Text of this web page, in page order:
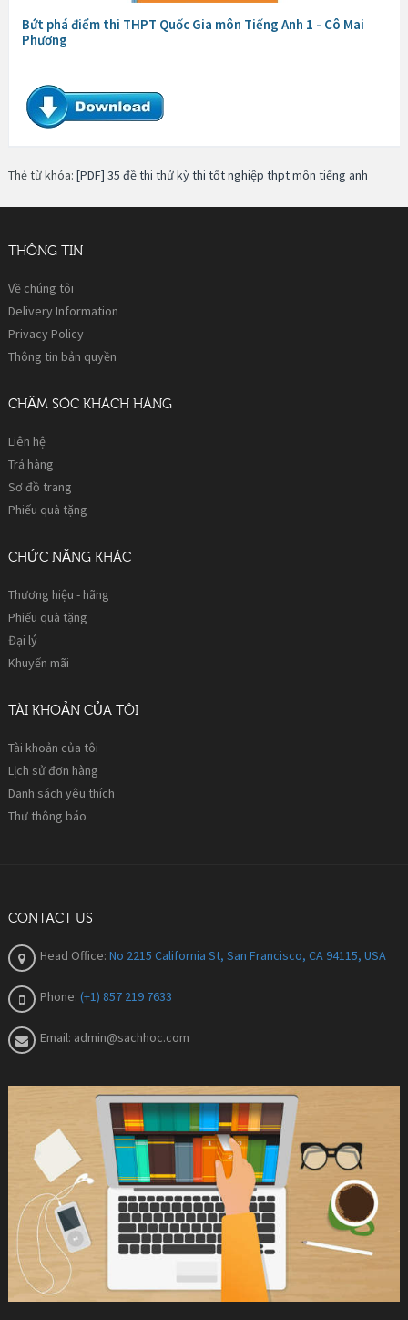
Bứt phá điểm thi THPT Quốc Gia môn Tiếng Anh 1 - Cô Mai
Phương
Thẻ từ khóa: [PDF] 35 đề thi thử kỳ thi tốt nghiệp thpt môn tiếng anh
THÔNG TIN
Về chúng tôi
Delivery Information
Privacy Policy
Thông tin bản quyền
CHĂM SÓC KHÁCH HÀNG
Liên hệ
Trả hàng
Sơ đồ trang
Phiếu quà tặng
CHỨC NĂNG KHÁC
Thương hiệu - hãng
Phiếu quà tặng
Đại lý
Khuyến mãi
TÀI KHOẢN CỦA TÔI
Tài khoản của tôi
Lịch sử đơn hàng
Danh sách yêu thích
Thư thông báo
CONTACT US
Head Office: No 2215 California St, San Francisco, CA 94115, USA
Phone: (+1) 857 219 7633
Email: admin@sachhoc.com